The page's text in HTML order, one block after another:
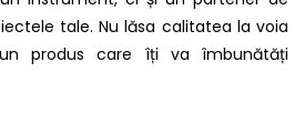
tale. Nu lăsa calitatea la voia
produs care îți va îmbunătăți